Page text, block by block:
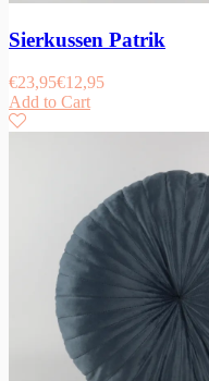
Sierkussen Patrik
€23,95€12,95
Add to Cart